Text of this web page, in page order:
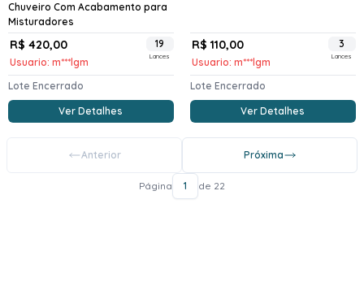
Chuveiro Com Acabamento para
Misturadores
R$ 420,00
Usuario: m***lgm
19
Lances
Lote Encerrado
Ver Detalhes
R$ 110,00
Usuario: m***lgm
3
Lances
Lote Encerrado
Ver Detalhes
Anterior Próxima
Página 1 de 22